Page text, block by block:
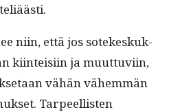
niin, että jos sotekeskuk­
kiin­teisi­in ja muut­tuvi­in,
vähän vähem­män
Tarpeel­lis­ten